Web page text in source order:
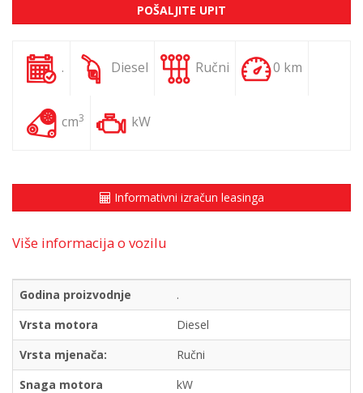
POŠALJITE UPIT
. Diesel Ručni 0 km
cm3 kW
Informativni izračun leasinga
Više informacija o vozilu
Godina proizvodnje
.
Vrsta motora
Diesel
Vrsta mjenača:
Ručni
Snaga motora
kW